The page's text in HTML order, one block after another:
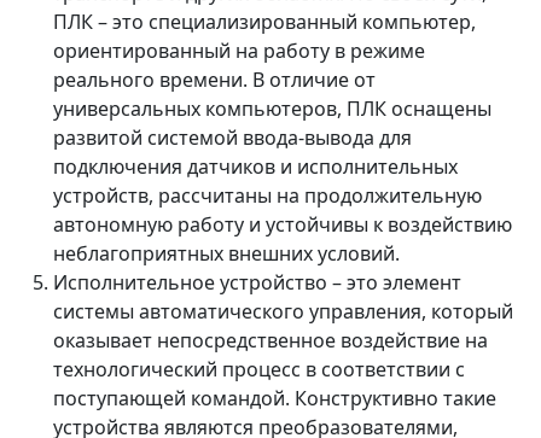
ПЛК – это специализированный компьютер,
ориентированный на работу в режиме
реального времени. В отличие от
универсальных компьютеров, ПЛК оснащены
развитой системой ввода-вывода для
подключения датчиков и исполнительных
устройств, рассчитаны на продолжительную
автономную работу и устойчивы к воздействию
неблагоприятных внешних условий.
Исполнительное устройство – это элемент
системы автоматического управления, который
оказывает непосредственное воздействие на
технологический процесс в соответствии с
поступающей командой. Конструктивно такие
устройства являются преобразователями,